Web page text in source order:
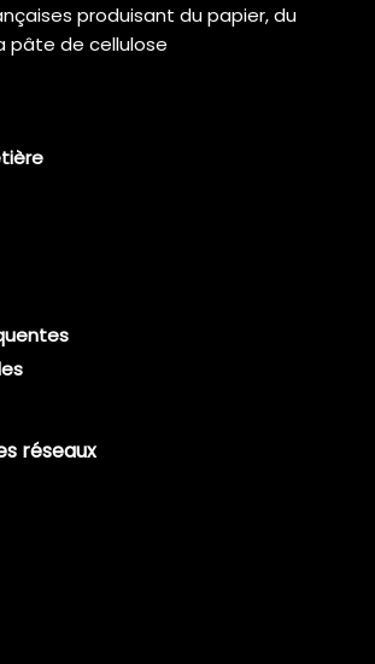
produisant du papier, du
pâte de cellulose
réseaux